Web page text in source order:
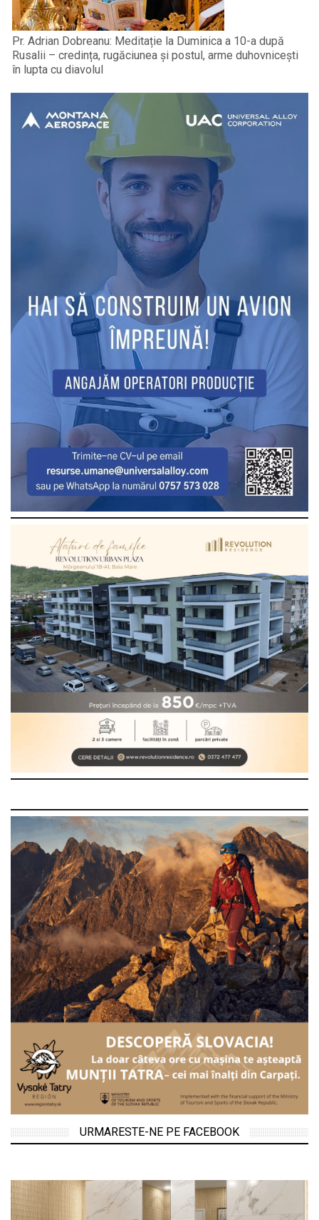
Pr. Adrian Dobreanu: Meditație la Duminica a 10-a după
Rusalii – credința, rugăciunea și postul, arme duhovnicești
în lupta cu diavolul
URMARESTE-NE PE FACEBOOK